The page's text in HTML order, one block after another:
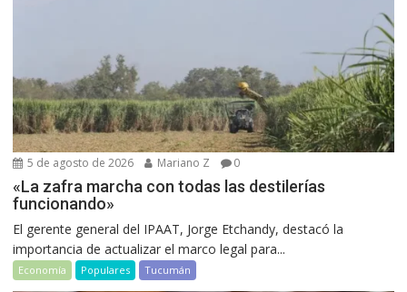
5 de agosto de 2026 Mariano Z 0
«La zafra marcha con todas las destilerías
funcionando»
El gerente general del IPAAT, Jorge Etchandy, destacó la
importancia de actualizar el marco legal para...
Economía Populares Tucumán